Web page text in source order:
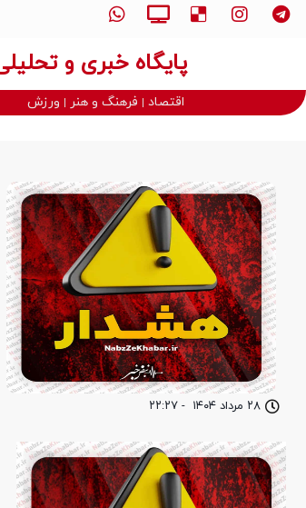
پایگاه خبری و
اقتصاد فرهنگ و هنر ورزش
۲۸ مرداد ۱۴۰۴ - ۲۲:۲۷